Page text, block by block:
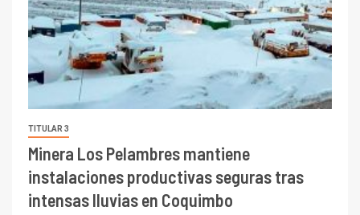
TITULAR 3
Minera Los Pelambres mantiene
instalaciones productivas seguras tras
intensas lluvias en Coquimbo